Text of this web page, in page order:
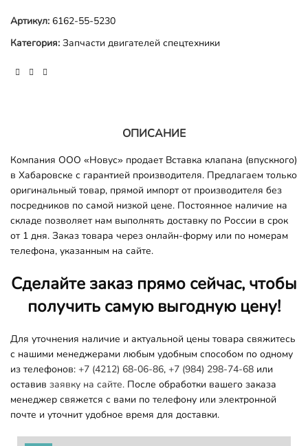
Артикул: 6162-55-5230
Категория: Запчасти двигателей спецтехники
ОПИСАНИЕ
Компания ООО «Новус» продает Вставка клапана (впускного)
в Хабаровске с гарантией производителя. Предлагаем только
оригинальный товар, прямой импорт от производителя без
посредников по самой низкой цене. Постоянное наличие на
складе позволяет нам выполнять доставку по России в срок
от 1 дня. Заказ товара через онлайн-форму или по номерам
телефона, указанным на сайте.
Сделайте заказ прямо сейчас, чтобы
получить самую выгодную цену!
Для уточнения наличие и актуальной цены товара свяжитесь
с нашими менеджерами любым удобным способом по одному
из телефонов: +7 (4212) 68-06-86, +7 (984) 298-74-68 или
оставив заявку на сайте. После обработки вашего заказа
менеджер свяжется с вами по телефону или электронной
почте и уточнит удобное время для доставки.